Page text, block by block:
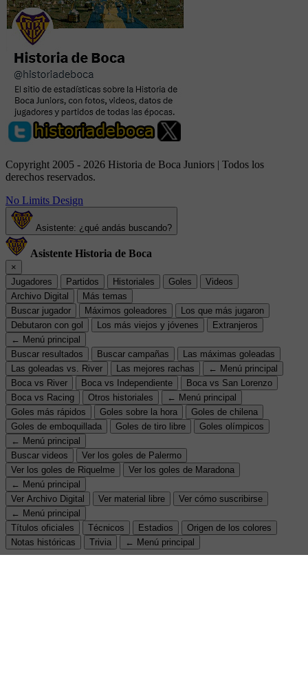
Copyright 2005 - 2026 Historia de Boca Juniors | Todos los
derechos reservados.
No Limits Design
Asistente: ¿qué andás buscando?
Asistente Historia de Boca
×
Jugadores
Partidos Historiales Goles
Videos
Archivo Digital
Más temas
Buscar jugador
Máximos goleadores
Los que más jugaron
Debutaron con gol
Los más viejos y jóvenes
Extranjeros
← Menú principal
Buscar resultados
Buscar campañas
Las máximas goleadas
Las goleadas vs. River
Las mejores rachas
← Menú principal
Boca vs River
Boca vs Independiente
Boca vs San Lorenzo
Boca vs Racing
Otros historiales
← Menú principal
Goles más rápidos
Goles sobre la hora
Goles de chilena
Goles de emboquillada
Goles de tiro libre
Goles olímpicos
← Menú principal
Buscar videos
Ver los goles de Palermo
Ver los goles de Riquelme
Ver los goles de Maradona
← Menú principal
Ver Archivo Digital
Ver material libre
Ver cómo suscribirse
← Menú principal
Títulos oficiales
Técnicos Estadios
Origen de los colores
Notas históricas
Trivia ← Menú principal